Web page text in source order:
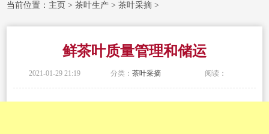
当前位置： 主页 >茶叶生产 >茶叶采摘 >
鲜茶叶质量管理和储运
2021-01-29 21:19 分类： 茶叶采摘 阅读：